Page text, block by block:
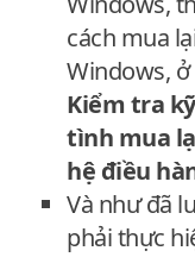
cách mua
Windows,
Kiểm tra
tình mua
hệ điều
Và như đã
phải thực